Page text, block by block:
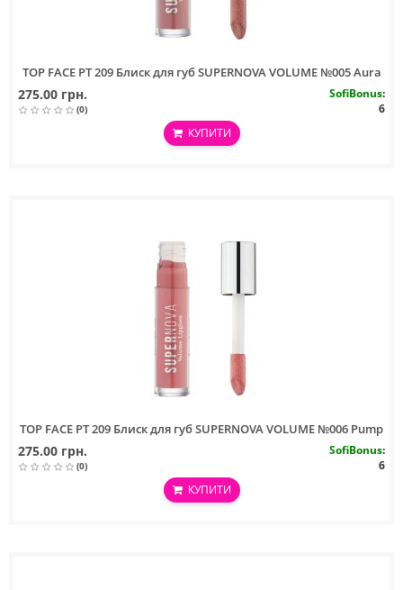
TOP FACE PT 209 Блиск для губ SUPERNOVA VOLUME №005 Aura
275.00 грн.
(0)
SofiBonus:
6
КУПИТИ
TOP FACE PT 209 Блиск для губ SUPERNOVA VOLUME №006 Pump
275.00 грн.
(0)
SofiBonus:
6
КУПИТИ